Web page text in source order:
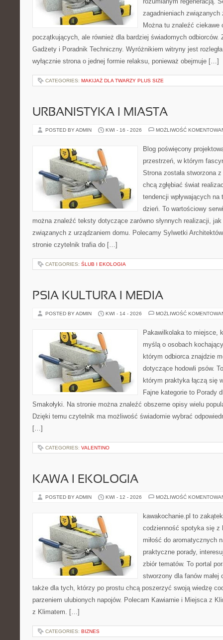
zagadnieniach
Można tu znaleźć ciekawe
początkujących, ale również dla bardziej świadomych odbiorców.
Gadżety i Poradnik Techniczny. Wyróżnikiem witryny jest
wyłącznie strona o jednej formie relaksu, ponieważ obejmuje […]
CATEGORIES: MAKIJAŻ DLA TWARZY PLUS SIZE
URBANISTYKA I MIASTA
POSTED BY ADMIN KWI - 16 - 2026 MOŻLIWOŚĆ
Blog poświęcony
przestrzeń, w którym
Strona została stworzona
chcą zgłębiać świat
tendencji wpływających
dzień. To wartościowy
można znaleźć teksty dotyczące zarówno słynnych realizacji,
związanych z urządzaniem domu. Polecamy Sylwetki
stronie czytelnik trafia do […]
CATEGORIES: ŚLUB I EKOLOGIA
PSIA KULTURA I MEDIA
POSTED BY ADMIN KWI - 14 - 2026 MOŻLIWOŚĆ
Pakawilkolaka to miejsce,
myślą o osobach
którym odbiorca znajdzie
dotyczące hodowli psów.
którym praktyka łączą się
Fajne kategorie to Porady
Smakołyki. Na stronie można znaleźć obszerne opisy wielu
Dzięki temu czytelnik ma możliwość świadomie wybrać
[…]
CATEGORIES: VALENTINO
KAWA I EKOLOGIA
POSTED BY ADMIN KWI - 12 - 2026 MOŻLIWOŚĆ
kawakochanie.pl to
codzienność spotyka się z
miłość do aromatycznych
praktyczne porady,
zbiór tematów. To portal
stworzony dla fanów
także dla tych, którzy po prostu chcą poszerzyć swoją wiedzę
parzeniem ulubionych napojów. Polecam Kawiarnie i Miejsca z
z Klimatem. […]
CATEGORIES: BIZNES